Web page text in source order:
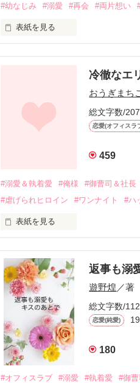
#幼なじみ #溺愛 #再会 #両片想い
表紙を見る
しかし、ある出来事をきっかけ
関係修復もできないまま、美桜は
引っ越すことになり、哲平とも離
そして、ひょんなことから
酔った勢いで一夜を共にしてしま
さらに、美桜が初めてだと知った
甘やかしてくる。
そんなある日、哲平は美桜がスト
遭っていることを知る。
美桜を守るため、哲平は同居を
夏木美桜(なつきみお)
✕
鳴海哲平 (なるみてっぺい)
冷徹なエ
おうぎまち
総文字数/
恋愛(オフィスラ
459
#溺愛＆執着愛 #俺様 #御曹司＆社長
#虐げられヒロイン
#ワンナイト #ハ
表紙を見る
帰国後、美桜は新しい職場でワ
も関わらず、一族を離れて起業
人だったのだ――！
なぜか恭司から飼い猫の世話係
返事も溺
遊野煌 ／著
総文字数/
恋愛(純愛)
180
#オフィスラブ #溺愛 #執着愛 #御曹